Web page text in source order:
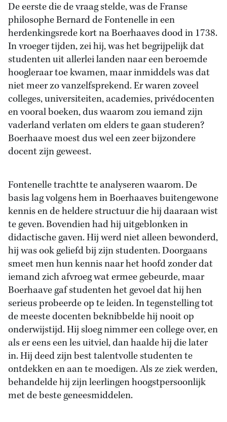
De eerste die de vraag stelde, was de Franse
philosophe Bernard de Fontenelle in een
herdenkingsrede kort na Boerhaaves dood in 1738.
In vroeger tijden, zei hij, was het begrijpelijk dat
studenten uit allerlei landen naar een beroemde
hoogleraar toe kwamen, maar inmiddels was dat
niet meer zo vanzelfsprekend. Er waren zoveel
colleges, universiteiten, academies, privédocenten
en vooral boeken, dus waarom zou iemand zijn
vaderland verlaten om elders te gaan studeren?
Boerhaave moest dus wel een zeer bijzondere
docent zijn geweest.
Fontenelle trachtte te analyseren waarom. De
basis lag volgens hem in Boerhaaves buitengewone
kennis en de heldere structuur die hij daaraan wist
te geven. Bovendien had hij uitgeblonken in
didactische gaven. Hij werd niet alleen bewonderd,
hij was ook geliefd bij zijn studenten. Doorgaans
smeet men hun kennis naar het hoofd zonder dat
iemand zich afvroeg wat ermee gebeurde, maar
Boerhaave gaf studenten het gevoel dat hij hen
serieus probeerde op te leiden. In tegenstelling tot
de meeste docenten beknibbelde hij nooit op
onderwijstijd. Hij sloeg nimmer een college over, en
als er eens een les uitviel, dan haalde hij die later
in. Hij deed zijn best talentvolle studenten te
ontdekken en aan te moedigen. Als ze ziek werden,
behandelde hij zijn leerlingen hoogstpersoonlijk
met de beste geneesmiddelen.